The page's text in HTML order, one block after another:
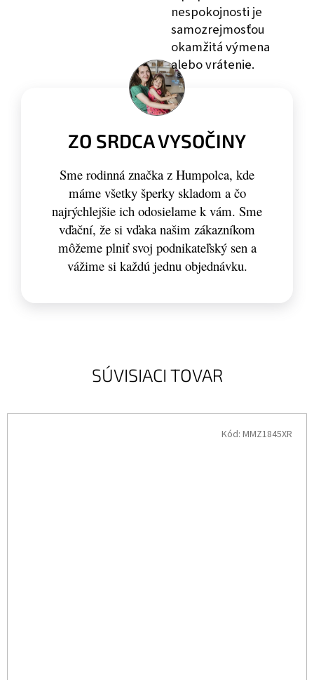
SÚVISIACI TOVAR
Kód: MMZ1845XR
nespokojnosti je
samozrejmosťou
okamžitá výmena
alebo vrátenie.
ZO SRDCA VYSOČINY
Sme rodinná značka z Humpolca, kde
máme všetky šperky skladom a čo
najrýchlejšie ich odosielame k vám. Sme
vďační, že si vďaka našim zákazníkom
môžeme plniť svoj podnikateľský sen a
vážime si každú jednu objednávku.